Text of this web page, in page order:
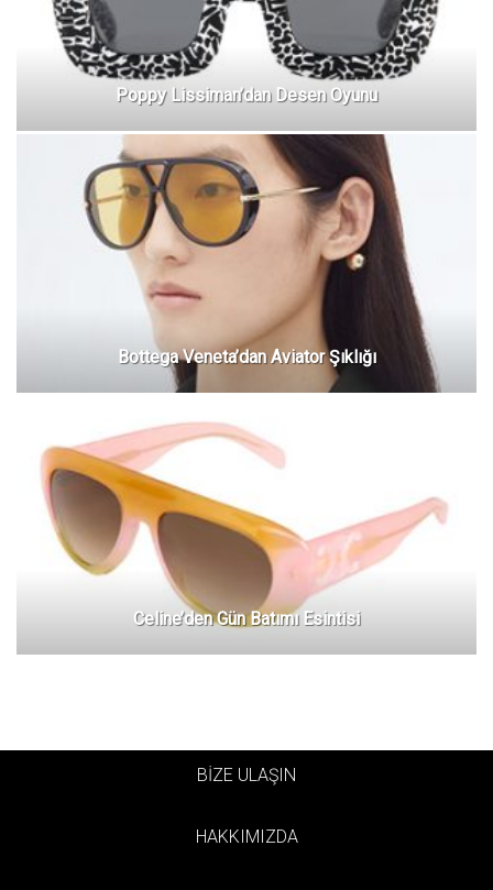
Poppy Lissiman’dan Desen Oyunu
Bottega Veneta’dan Aviator Şıklığı
Celine’den Gün Batımı Esintisi
BİZE ULAŞIN
HAKKIMIZDA